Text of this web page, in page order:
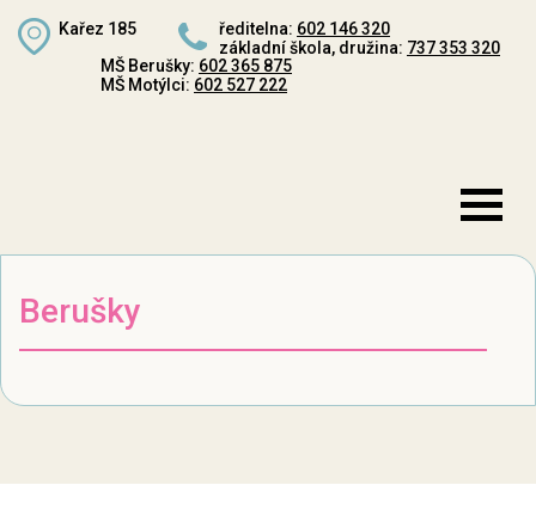
Kařez 185 ředitelna: 602 146 320
základní škola, družina: 737 353 320
MŠ Berušky: 602 365 875
MŠ Motýlci: 602 527 222
Berušky